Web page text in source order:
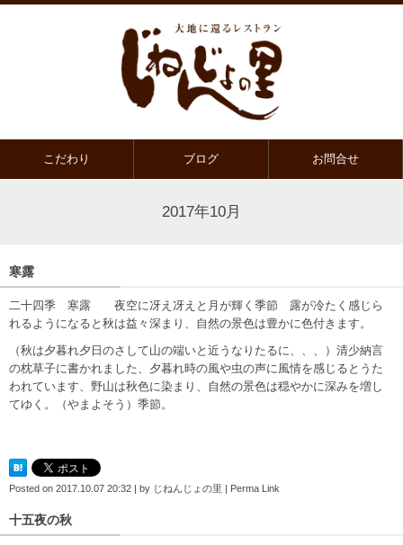
こだわり ブログ お問合せ
2017年10月
寒露
二十四季 寒露 夜空に冴え冴えと月が輝く季節 露が冷たく感じら
れるようになると秋は益々深まり、自然の景色は豊かに色付きます。
（秋は夕暮れ夕日のさして山の端いと近うなりたるに、、、）清少納言
の枕草子に書かれました、夕暮れ時の風や虫の声に風情を感じるとうた
われています、野山は秋色に染まり、自然の景色は穏やかに深みを増し
てゆく。（やまよそう）季節。
Posted on 2017.10.07 20:32 | by じねんじょの里 | Perma Link
十五夜の秋